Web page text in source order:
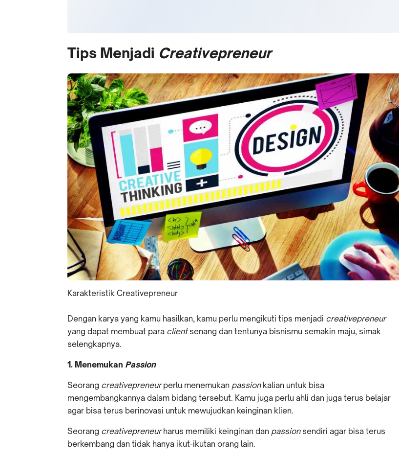
Tips Menjadi Creativepreneur
Karakteristik Creativepreneur
Dengan karya yang kamu hasilkan, kamu perlu mengikuti tips menjadi creativepreneur
yang dapat membuat para clientsenang dan tentunya bisnismu semakin maju, simak
selengkapnya.
1. Menemukan Passion
Seorang creativepreneurperlu menemukan passion kalian untuk bisa
mengembangkannya dalam bidang tersebut. Kamu juga perlu ahli dan juga terus belajar
agar bisa terus berinovasi untuk mewujudkan keinginan klien.
Seorang creativepreneur harus memiliki keinginan dan passionsendiri agar bisa terus
berkembang dan tidak hanya ikut-ikutan orang lain.